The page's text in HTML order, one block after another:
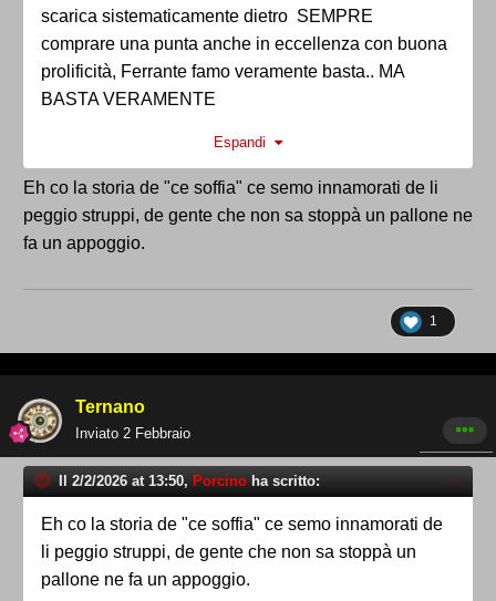
scarica sistematicamente dietro SEMPRE
comprare una punta anche in eccellenza con buona
prolificità, Ferrante famo veramente basta.. MA
BASTA VERAMENTE
Espandi
Eh co la storia de "ce soffia" ce semo innamorati de li
peggio struppi, de gente che non sa stoppà un pallone ne
fa un appoggio.
1
Ternano
Inviato 2 Febbraio
Il 2/2/2026 at 13:50, Porcino ha scritto:
Eh co la storia de "ce soffia" ce semo innamorati de
li peggio struppi, de gente che non sa stoppà un
pallone ne fa un appoggio.